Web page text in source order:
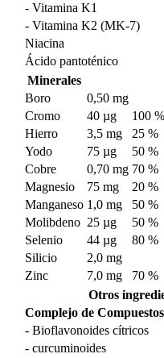
- Vitamina K1
- Vitamina K2 (MK-7)
Niacina
Ácido pantoténico
Minerales
Boro
0,50 mg
Cromo
40 µg
100 %
Hierro
3,5 mg
25 %
Yodo
75 µg
50 %
Cobre
0,70 mg 70 %
Magnesio
75 mg
20 %
Manganeso 1,0 mg
50 %
Molibdeno 25 µg
50 %
Selenio
44 µg
80 %
Silicio
2,0 mg
Zinc
7,0 mg
70 %
Otros
Complejo de
- Bioflavonoides cítricos
- curcuminoides